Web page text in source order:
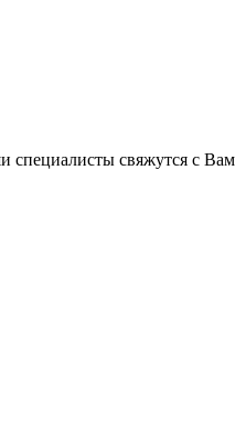
свяжутся с